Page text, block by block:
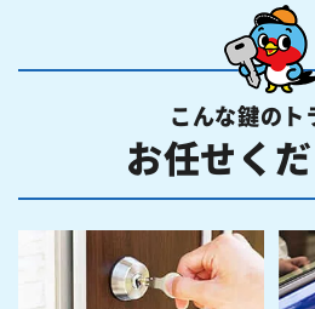
こんな鍵のト
お任せく